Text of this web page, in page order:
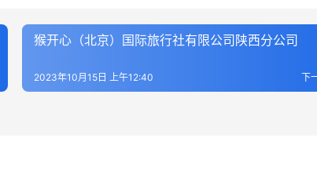
猴开心（北京）国际旅行社有限公司陕西分公司
下
2023年10月15日 上午12:40